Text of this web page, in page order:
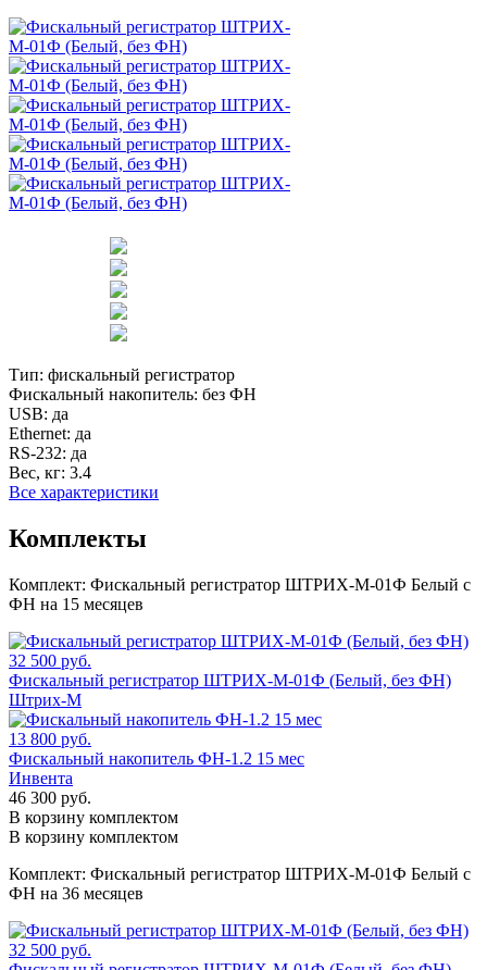
Тип: фискальный регистратор
Фискальный накопитель: без ФН
USB: да
Ethernet: да
RS-232: да
Вес, кг: 3.4
Все характеристики
Комплекты
Комплект: Фискальный регистратор ШТРИХ-М-01Ф Белый с
ФН на 15 месяцев
32 500 руб.
Фискальный регистратор ШТРИХ-М-01Ф (Белый, без ФН)
Штрих-М
13 800 руб.
Фискальный накопитель ФН-1.2 15 мес
Инвента
46 300 руб.
В корзину комплектом
В корзину комплектом
Комплект: Фискальный регистратор ШТРИХ-М-01Ф Белый с
ФН на 36 месяцев
32 500 руб.